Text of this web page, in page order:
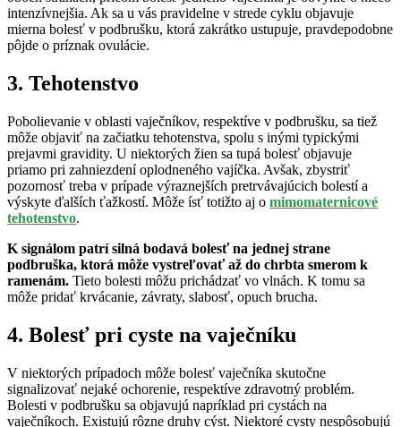
intenzívnejšia. Ak sa u vás pravidelne v strede cyklu objavuje
mierna bolesť v podbrušku, ktorá zakrátko ustupuje, pravdepodobne
pôjde o príznak ovulácie.
3. Tehotenstvo
Pobolievanie v oblasti vaječníkov, respektíve v podbrušku, sa tiež
môže objaviť na začiatku tehotenstva, spolu s inými typickými
prejavmi gravidity. U niektorých žien sa tupá bolesť objavuje
priamo pri zahniezdení oplodneného vajíčka. Avšak, zbystriť
pozornosť treba v prípade výraznejších pretrvávajúcich bolestí a
výskyte ďalších ťažkostí. Môže ísť totižto aj o mimomaternicové
tehotenstvo.
K signálom patrí silná bodavá bolesť na jednej strane
podbruška, ktorá môže vystreľovať až do chrbta smerom k
ramenám. Tieto bolesti môžu prichádzať vo vlnách. K tomu sa
môže pridať krvácanie, závraty, slabosť, opuch brucha.
4. Bolesť pri cyste na vaječníku
V niektorých prípadoch môže bolesť vaječníka skutočne
signalizovať nejaké ochorenie, respektíve zdravotný problém.
Bolesti v podbrušku sa objavujú napríklad pri cystách na
vaječníkoch. Existujú rôzne druhy cýst. Niektoré cysty nespôsobujú